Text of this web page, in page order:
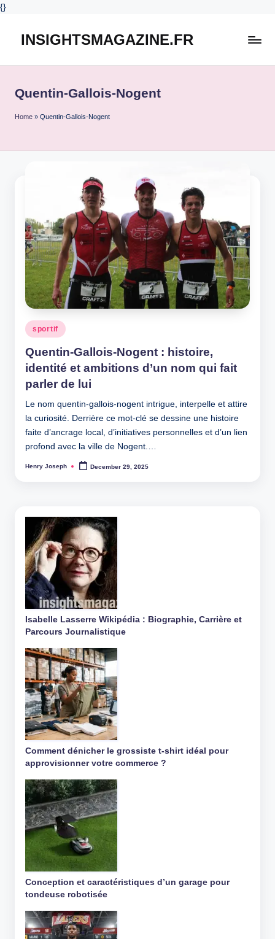
{}
INSIGHTSMAGAZINE.FR
Quentin-Gallois-Nogent
Home » Quentin-Gallois-Nogent
Posted
in
sportif
Quentin-Gallois-Nogent : histoire,
identité et ambitions d’un nom qui fait
parler de lui
Le nom quentin-gallois-nogent intrigue, interpelle et attire
la curiosité. Derrière ce mot-clé se dessine une histoire
faite d’ancrage local, d’initiatives personnelles et d’un lien
profond avec la ville de Nogent.…
Posted
Henry Joseph December 29, 2025
Isabelle Lasserre Wikipédia : Biographie, Carrière et
Parcours Journalistique
Comment dénicher le grossiste t-shirt idéal pour
approvisionner votre commerce ?
Conception et caractéristiques d’un garage pour
tondeuse robotisée